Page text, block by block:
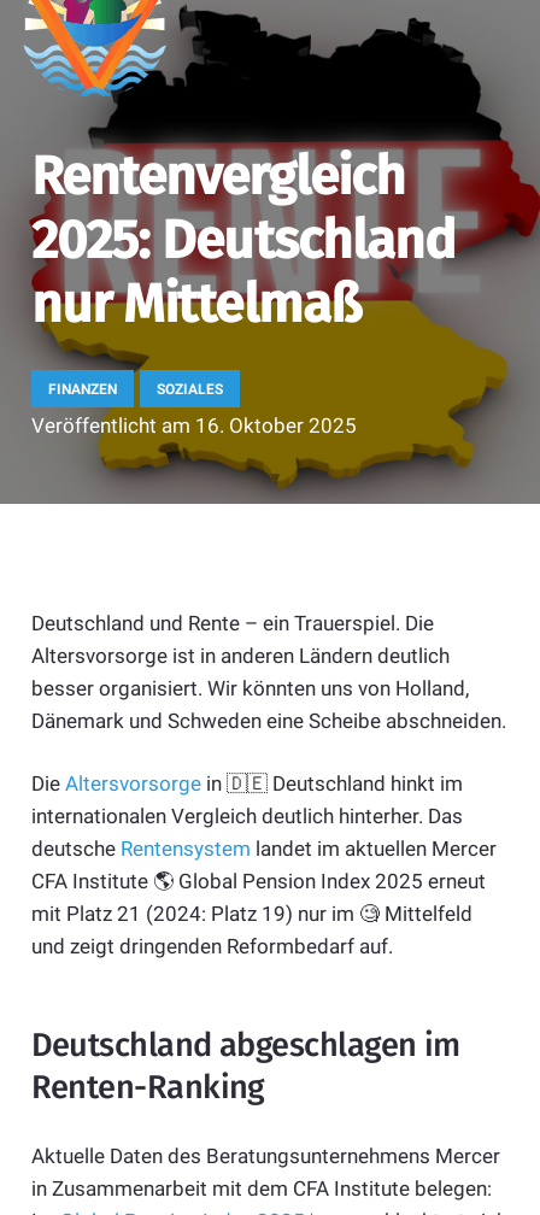
Rentenvergleich
2025: Deutschland
nur Mittelmaß
FINANZEN SOZIALES
Veröffentlicht am 16. Oktober 2025
Deutschland und Rente – ein Trauerspiel. Die
Altersvorsorge ist in anderen Ländern deutlich
besser organisiert. Wir könnten uns von Holland,
Dänemark und Schweden eine Scheibe abschneiden.
Die Altersvorsorgein 🇩🇪 Deutschland hinkt im
internationalen Vergleich deutlich hinterher. Das
deutsche Rentensystem landet im aktuellen Mercer
CFA Institute 🌎 Global Pension Index 2025 erneut
mit Platz 21 (2024: Platz 19) nur im 🧐 Mittelfeld
und zeigt dringenden Reformbedarf auf.
Deutschland abgeschlagen im
Renten-Ranking
Aktuelle Daten des Beratungsunternehmens Mercer
in Zusammenarbeit mit dem CFA Institute belegen: